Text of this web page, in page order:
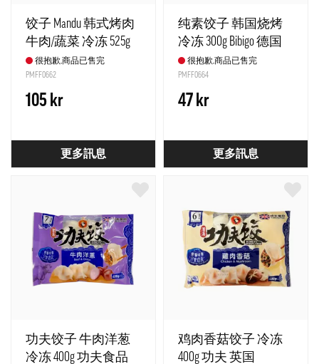
饺子 Mandu 韩式烤肉
牛肉/蔬菜 冷冻 525g
Bibigo 韩国
很抱歉,商品已售完
PMFF0662
105 kr
更多訊息
纯素饺子 韩国烧烤
冷冻 300g Bibigo 德国
很抱歉,商品已售完
PMFF0664
47 kr
更多訊息
功夫饺子 牛肉洋葱
冷冻 400g 功夫食品
鸡肉香菇饺子 冷冻
400g 功夫 英国